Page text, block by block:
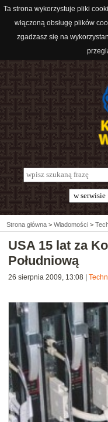
Ta strona wykorzystuje pliki
włączoną obsługę plików
zgadzasz się na
Strona główna > Wiadomości >
USA 15 lat za
Południową
26 sierpnia 2009, 13:08